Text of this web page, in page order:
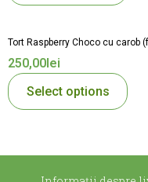
Tort Raspberry Choco cu carob
250,00lei
Select options